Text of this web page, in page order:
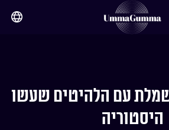
עם הלהיטים שעשו
היסטוריה